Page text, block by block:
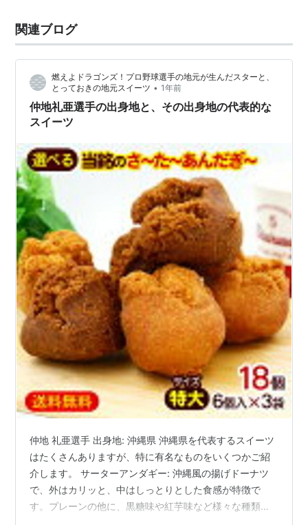
関連ブログ
燃えよドラゴンズ！プロ野球選手の地元が生んだスターと、
とっておきの地元スイーツ • 1年前
仲地礼亜選手の出身地と、その出身地の代表的な
スイーツ
仲地 礼亜選手 出身地: 沖縄県 沖縄県を代表するスイーツ
はたくさんありますが、特に有名なものをいくつかご紹
介します。 サーターアンダギー: 沖縄風の揚げドーナツ
で、外はカリッと、中はしっとりとした食感が特徴で
す。プレーンの他に、黒糖味や紅芋味など様々な種類が